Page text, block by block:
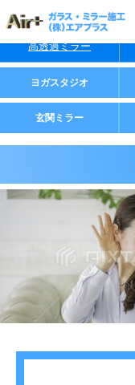
特徴
高透過ミラー
業者様・店舗様向け
ヨガスタジオ
ご家庭用
玄関ミラー